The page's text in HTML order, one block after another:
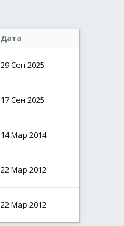
Дата
29 Сен 2025
17 Сен 2025
14 Мар 2014
22 Мар 2012
22 Мар 2012